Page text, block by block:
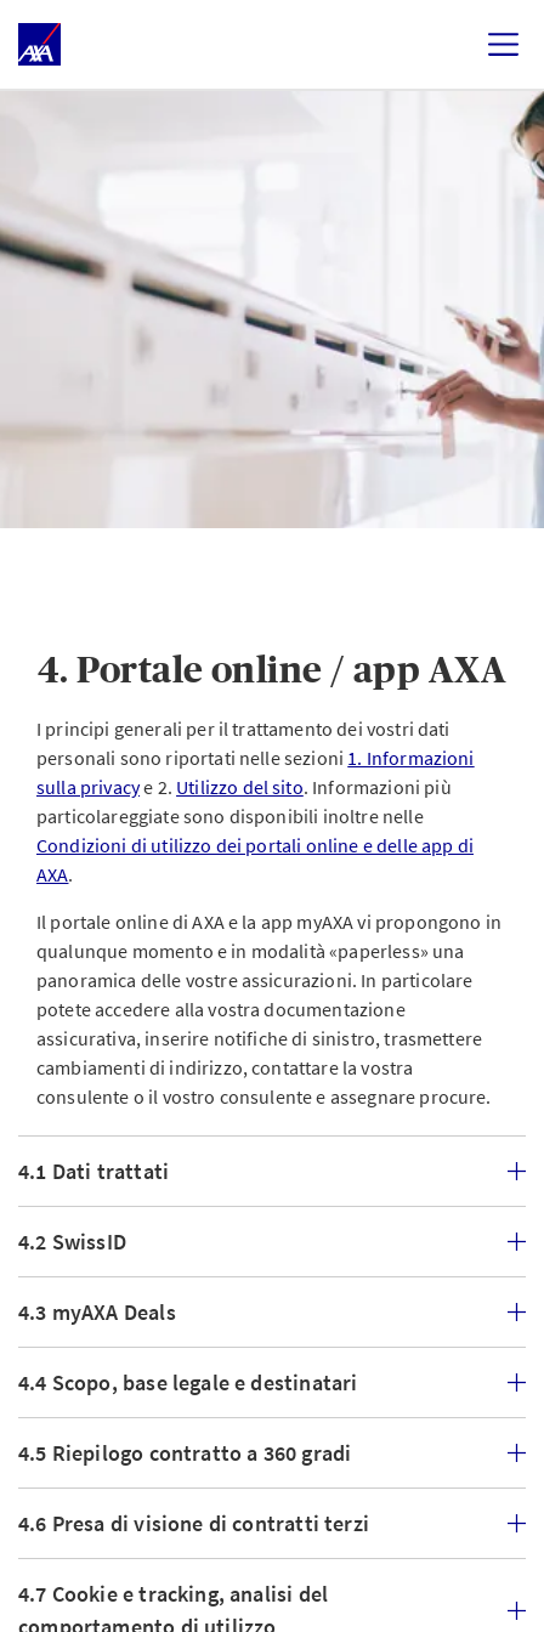
4. Portale online / app AXA
I principi generali per il trattamento dei vostri dati
personali sono riportati nelle sezioni 1. Informazioni
sulla privacye 2. Utilizzo del sito. Informazioni più
particolareggiate sono disponibili inoltre nelle
Condizioni di utilizzo dei portali online e delle app di
AXA.
Il portale online di AXA e la app myAXA vi propongono in
qualunque momento e in modalità «paperless» una
panoramica delle vostre assicurazioni. In particolare
potete accedere alla vostra documentazione
assicurativa, inserire notifiche di sinistro, trasmettere
cambiamenti di indirizzo, contattare la vostra
consulente o il vostro consulente e assegnare procure.
4.1 Dati trattati
4.2 SwissID
4.3 myAXA Deals
4.4 Scopo, base legale e destinatari
4.5 Riepilogo contratto a 360 gradi
4.6 Presa di visione di contratti terzi
4.7 Cookie e tracking, analisi del